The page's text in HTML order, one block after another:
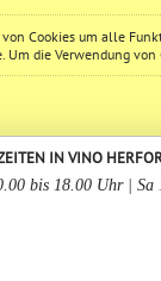
von Cookies um alle
Um die Verwendung
IN VINO
bis 18.00 Uhr | Sa